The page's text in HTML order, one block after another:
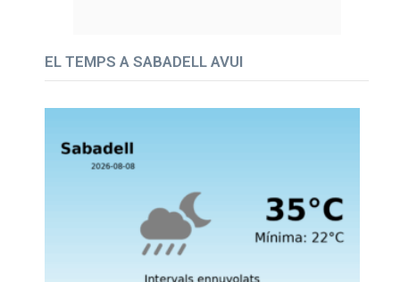
EL TEMPS A SABADELL AVUI